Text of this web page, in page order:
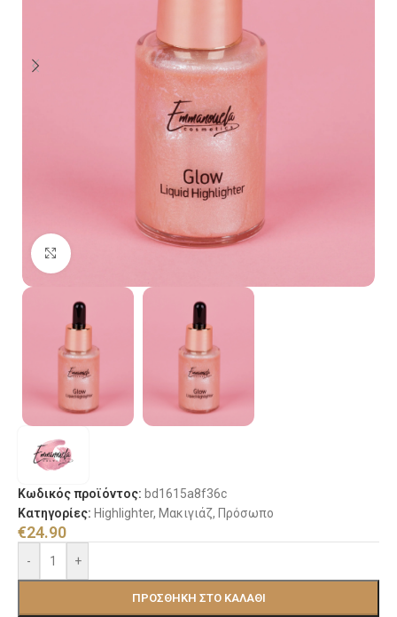
Κλικ για μεγέθυνση
Κωδικός προϊόντος: bd1615a8f36c
Κατηγορίες: Highlighter, Μακιγιάζ, Πρόσωπο
€24.90
- +
ΠΡΟΣΘΉΚΗ ΣΤΟ ΚΑΛΆΘΙ